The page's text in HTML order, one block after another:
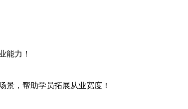
能力！
景，帮助学员拓展从业宽度！